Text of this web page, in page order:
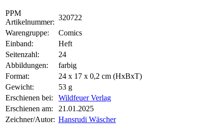
PPM
Artikelnummer:
320722
Warengruppe:
Comics
Einband:
Heft
Seitenzahl:
24
Abbildungen:
farbig
Format:
24 x 17 x 0,2 cm (HxBxT)
Gewicht:
53 g
Erschienen bei:
Wildfeuer Verlag
Erschienen am:
21.01.2025
Zeichner/Autor: Hansrudi Wäscher